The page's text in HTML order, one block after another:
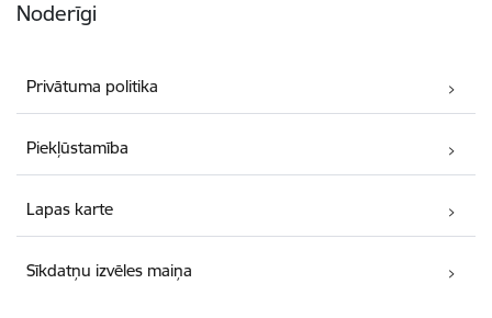
Noderīgi
Privātuma politika
Piekļūstamība
Lapas karte
Sīkdatņu izvēles maiņa